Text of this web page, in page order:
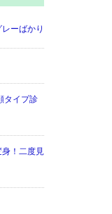
ーばかり
タイプ診
身！二度見